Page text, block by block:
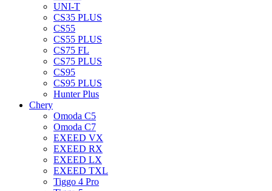
UNI-T
CS35 PLUS
CS55
CS55 PLUS
CS75 FL
CS75 PLUS
CS95
CS95 PLUS
Hunter Plus
Chery
Omoda C5
Omoda C7
EXEED VX
EXEED RX
EXEED LX
EXEED TXL
Tiggo 4 Pro